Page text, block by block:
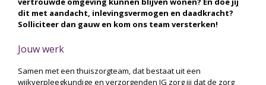
dit met aandacht, inlevingsvermogen en daadkracht?
Solliciteer dan gauw en kom ons team versterken!
Jouw werk
Samen met een thuiszorgteam, dat bestaat uit een
wijkverpleegkundige en verzorgenden IG zorg jij dat de zorg